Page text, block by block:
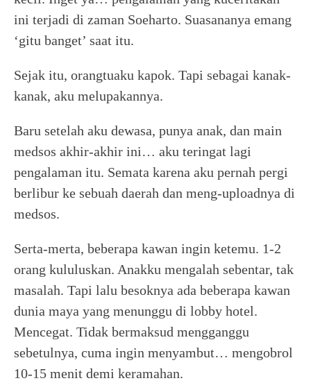
ini terjadi di zaman Soeharto. Suasananya emang
‘gitu banget’ saat itu.
Sejak itu, orangtuaku kapok. Tapi sebagai kanak-
kanak, aku melupakannya.
Baru setelah aku dewasa, punya anak, dan main
medsos akhir-akhir ini… aku teringat lagi
pengalaman itu. Semata karena aku pernah pergi
berlibur ke sebuah daerah dan meng-uploadnya di
medsos.
Serta-merta, beberapa kawan ingin ketemu. 1-2
orang kululuskan. Anakku mengalah sebentar, tak
masalah. Tapi lalu besoknya ada beberapa kawan
dunia maya yang menunggu di lobby hotel.
Mencegat. Tidak bermaksud mengganggu
sebetulnya, cuma ingin menyambut… mengobrol
10-15 menit demi keramahan.